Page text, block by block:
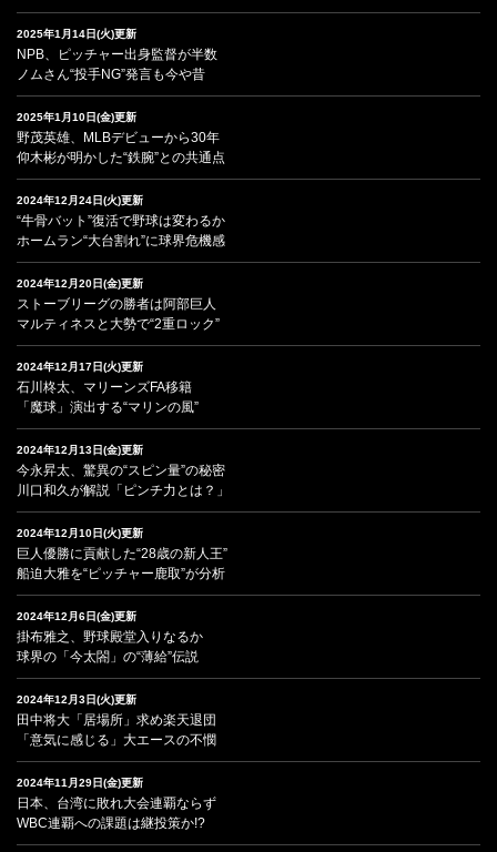
2025年1月14日(火)更新
NPB、ピッチャー出身監督が半数
ノムさん“投手NG”発言も今や昔
2025年1月10日(金)更新
野茂英雄、MLBデビューから30年
仰木彬が明かした“鉄腕”との共通点
2024年12月24日(火)更新
“牛骨バット”復活で野球は変わるか
ホームラン“大台割れ”に球界危機感
2024年12月20日(金)更新
ストーブリーグの勝者は阿部巨人
マルティネスと大勢で“2重ロック”
2024年12月17日(火)更新
石川柊太、マリーンズFA移籍
「魔球」演出する“マリンの風”
2024年12月13日(金)更新
今永昇太、驚異の“スピン量”の秘密
川口和久が解説「ピンチ力とは？」
2024年12月10日(火)更新
巨人優勝に貢献した“28歳の新人王”
船迫大雅を“ピッチャー鹿取”が分析
2024年12月6日(金)更新
掛布雅之、野球殿堂入りなるか
球界の「今太閤」の“薄給”伝説
2024年12月3日(火)更新
田中将大「居場所」求め楽天退団
「意気に感じる」大エースの不憫
2024年11月29日(金)更新
日本、台湾に敗れ大会連覇ならず
WBC連覇への課題は継投策か!?